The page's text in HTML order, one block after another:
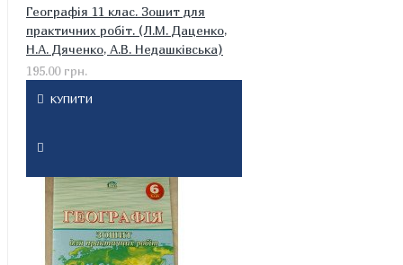
Географія 11 клас. Зошит для
практичних робіт. (Л.М. Даценко,
Н.А. Дяченко, А.В. Недашківська)
195.00 грн.
КУПИТИ